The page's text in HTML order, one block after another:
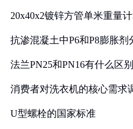
20x40x2镀锌方管单米重量
抗渗混凝土中P6和P8膨胀剂
法兰PN25和PN16有什么区别
消费者对洗衣机的核心需求
U型螺栓的国家标准